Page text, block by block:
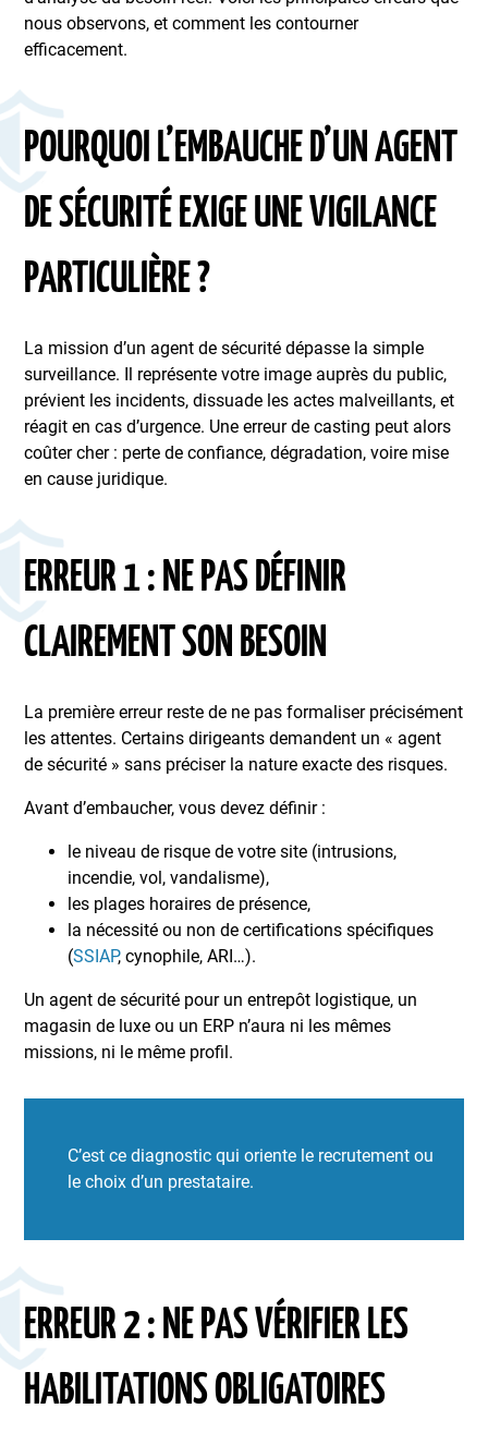
nous observons, et comment les contourner
efficacement.
POURQUOI L’EMBAUCHE D’UN AGENT
DE SÉCURITÉ EXIGE UNE VIGILANCE
PARTICULIÈRE ?
La mission d’un agent de sécurité dépasse la simple
surveillance. Il représente votre image auprès du public,
prévient les incidents, dissuade les actes malveillants, et
réagit en cas d’urgence. Une erreur de casting peut alors
coûter cher : perte de confiance, dégradation, voire mise
en cause juridique.
ERREUR 1 : NE PAS DÉFINIR
CLAIREMENT SON BESOIN
La première erreur reste de ne pas formaliser précisément
les attentes. Certains dirigeants demandent un « agent
de sécurité » sans préciser la nature exacte des risques.
Avant d’embaucher, vous devez définir :
le niveau de risque de votre site (intrusions,
incendie, vol, vandalisme),
les plages horaires de présence,
la nécessité ou non de certifications spécifiques
(SSIAP, cynophile, ARI…).
Un agent de sécurité pour un entrepôt logistique, un
magasin de luxe ou un ERP n’aura ni les mêmes
missions, ni le même profil.
C’est ce diagnostic qui oriente le recrutement ou
le choix d’un prestataire.
ERREUR 2 : NE PAS VÉRIFIER LES
HABILITATIONS OBLIGATOIRES